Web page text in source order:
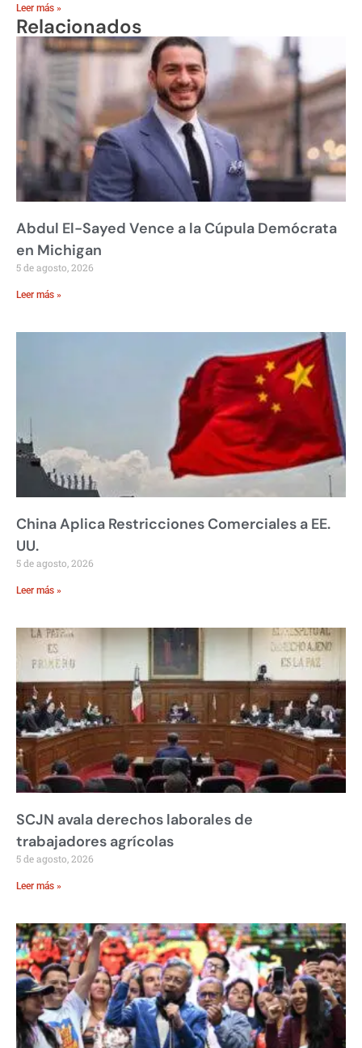
Leer más »
Relacionados
Abdul El-Sayed Vence a la Cúpula Demócrata
en Michigan
5 de agosto, 2026
Leer más »
China Aplica Restricciones Comerciales a EE.
UU.
5 de agosto, 2026
Leer más »
SCJN avala derechos laborales de
trabajadores agrícolas
5 de agosto, 2026
Leer más »